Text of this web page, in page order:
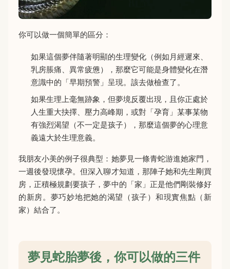
你可以做一個簡單的區分：
如果這個夢伴隨著明顯的生理變化（例如月經遲來、
乳房脹痛、異常疲憊），那麼它可能是身體變化在潛
意識中的「早期預警」呈現。該去做檢查了。
如果生理上毫無跡象，但夢境反覆出現，且你正處於
人生重大抉擇、壓力高峰期，或對「孕育」某事某物
有強烈渴望（不一定是孩子），那麼這個夢的心理意
義遠大於生理意義。
我朋友小美的例子很典型：她夢見一條青蛇游進她家門，
一週後發現懷孕。但深入聊才知道，那陣子她和先生剛買
房，正積極規劃要孩子，夢中的「家」正是他們剛裝修好
的新房。夢巧妙地把她的渴望（孩子）和現實焦點（新
家）結合了。
夢見蛇胎夢後，你可以做的三件